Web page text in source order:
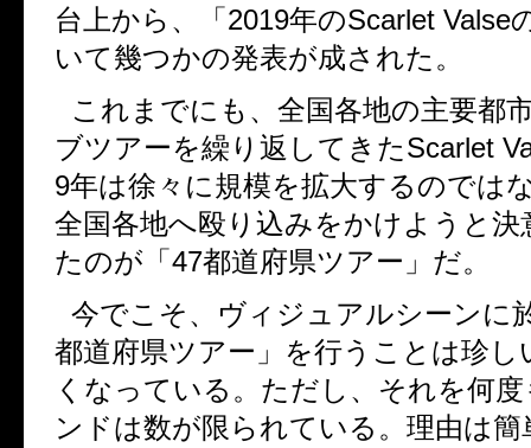
台上から、「 2019年のScarlet Valse
いて幾つかの発表が成された。
これまでにも、全国各地の主要都
ブツアーを繰り返してきたScarlet
9年は徐々に規模を拡大するのでは
全国各地へ殴り込みをかけようと決
たのが「 47都道府県ツアー」だ。
今でこそ、ヴィジュアルシーンに
都道府県ツアー」を行うことは珍
くなっている。ただし、それを何
ンドは数が限られている。理由は